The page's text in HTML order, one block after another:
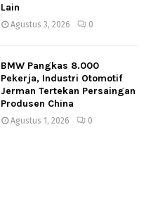
Lain
Agustus 3, 2026 0
BMW Pangkas 8.000
Pekerja, Industri Otomotif
Jerman Tertekan Persaingan
Produsen China
Agustus 1, 2026 0